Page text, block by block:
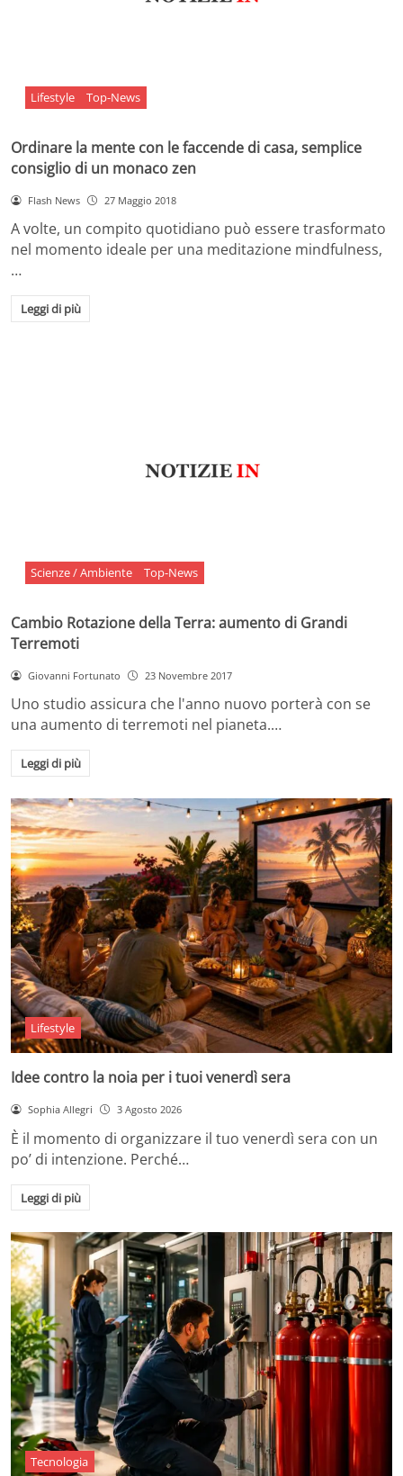
Lifestyle Top-News
Ordinare la mente con le faccende di casa, semplice
consiglio di un monaco zen
Flash News 27 Maggio 2018
A volte, un compito quotidiano può essere trasformato
nel momento ideale per una meditazione mindfulness,
…
Leggi di più
Scienze / Ambiente Top-News
Cambio Rotazione della Terra: aumento di Grandi
Terremoti
Giovanni Fortunato 23 Novembre 2017
Uno studio assicura che l'anno nuovo porterà con se
una aumento di terremoti nel pianeta.…
Leggi di più
Lifestyle
Idee contro la noia per i tuoi venerdì sera
Sophia Allegri 3 Agosto 2026
È il momento di organizzare il tuo venerdì sera con un
po’ di intenzione. Perché…
Leggi di più
Tecnologia